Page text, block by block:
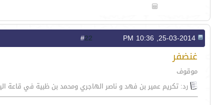
22
غنضفر
موقوف
رد: تكريم عمير بن فهد و ناصر الهاجري ومحمد بن ظبية في قاعة